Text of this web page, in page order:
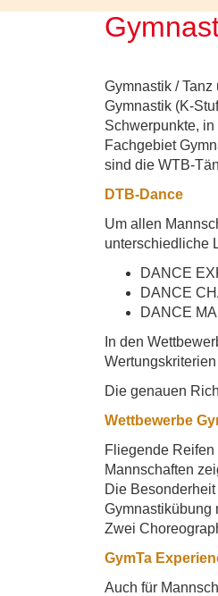
Gymnastik /
Gymnastik (K-
Schwerpunkte,
Fachgebiet
sind die WTB-
DTB-Dance
Um allen
unterschiedliche
DANCE
DANCE
DANCE
In den
Die genauen
Wettbewerbe
Fliegende Reifen
Mannschaften
Die
Gymnastikübung
Zwei
GymTa
Auch für